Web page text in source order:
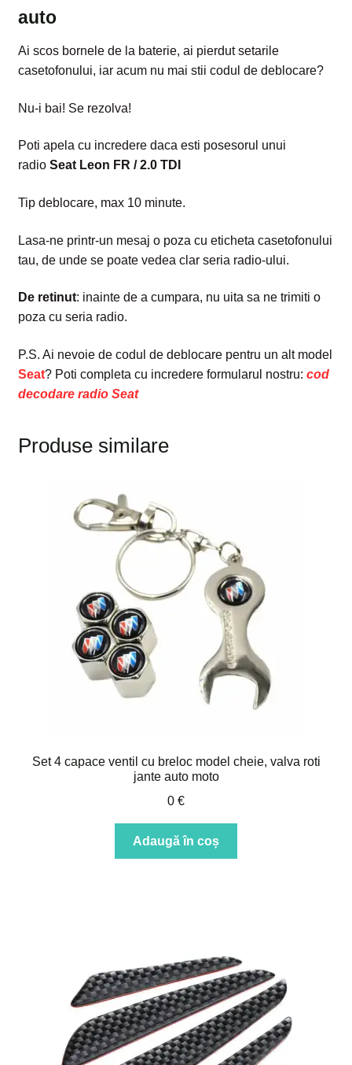
auto
Ai scos bornele de la baterie, ai pierdut setarile
casetofonului, iar acum nu mai stii codul de deblocare?
Nu-i bai! Se rezolva!
Poti apela cu incredere daca esti posesorul unui
radio Seat Leon FR / 2.0 TDI
Tip deblocare, max 10 minute.
Lasa-ne printr-un mesaj o poza cu eticheta casetofonului
tau, de unde se poate vedea clar seria radio-ului.
De retinut: inainte de a cumpara, nu uita sa ne trimiti o
poza cu seria radio.
P.S. Ai nevoie de codul de deblocare pentru un alt model
Seat? Poti completa cu incredere formularul nostru: cod
decodare radio Seat
Produse similare
Set 4 capace ventil cu breloc model cheie, valva roti
jante auto moto
0 €
Adaugă în coș